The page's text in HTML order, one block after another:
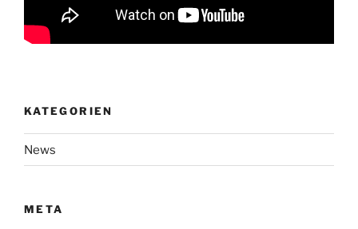
KATEGORIEN
News
META